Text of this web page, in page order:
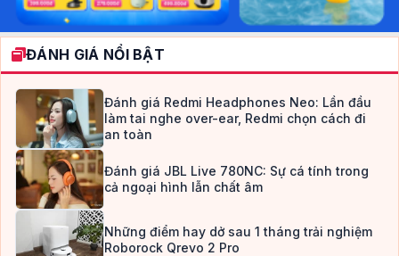
ĐÁNH GIÁ NỔI BẬT
Đánh giá Redmi Headphones Neo: Lần đầu
làm tai nghe over-ear, Redmi chọn cách đi
an toàn
Đánh giá JBL Live 780NC: Sự cá tính trong
cả ngoại hình lẫn chất âm
Những điểm hay dở sau 1 tháng trải nghiệm
Roborock Qrevo 2 Pro